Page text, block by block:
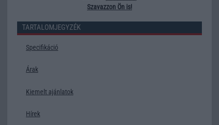
Szavazzon Ön is!
TARTALOMJEGYZÉK
Specifikáció
Árak
Kiemelt ajánlatok
Hírek